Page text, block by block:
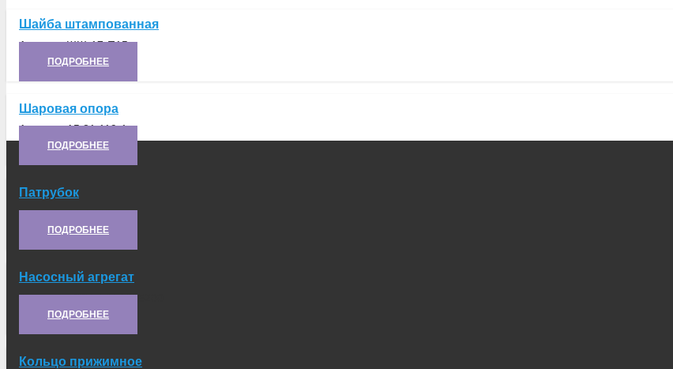
Шайба штампованная
Артикул:ШШ-17-П15
ПОДРОБНЕЕ
Шаровая опора
Артикул:А5.31.119-1
ПОДРОБНЕЕ
Патрубок
Артикул:8.24.030
ПОДРОБНЕЕ
Насосный агрегат
Артикул:ПЖД-44Б-1015200
ПОДРОБНЕЕ
Кольцо прижимное